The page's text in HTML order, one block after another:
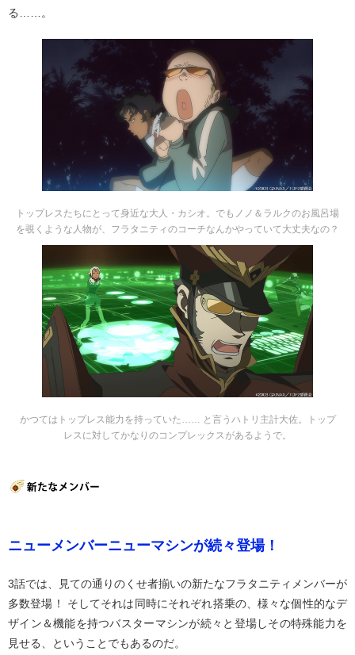
る……。
トップレスたちにとって身近な大人・カシオ。でもノノ＆ラルクのお風呂場
を覗くような人物が、フラタニティのコーチなんかやっていて大丈夫なの？
かつてはトップレス能力を持っていた…… と言うハトリ主計大佐。トップ
レスに対してかなりのコンプレックスがあるようで。
ニューメンバーニューマシンが続々登場！
3話では、見ての通りのくせ者揃いの新たなフラタニティメンバーが
多数登場！ そしてそれは同時にそれぞれ搭乗の、様々な個性的なデ
ザイン＆機能を持つバスターマシンが続々と登場しその特殊能力を
見せる、ということでもあるのだ。